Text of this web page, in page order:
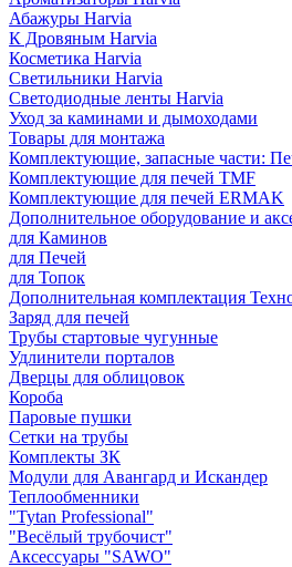
Абажуры Harvia
К Дровяным Harvia
Косметика Harvia
Светильники Harvia
Светодиодные ленты Harvia
Уход за каминами и дымоходами
Товары для монтажа
Комплектующие, запасные части:
Комплектующие для печей TMF
Комплектующие для печей ERMAK
Дополнительное оборудование и
для Каминов
для Печей
для Топок
Дополнительная комплектация
Заряд для печей
Трубы стартовые чугунные
Удлинители порталов
Дверцы для облицовок
Короба
Паровые пушки
Сетки на трубы
Комплекты ЗК
Модули для Авангард и Искандер
Теплообменники
"Tytan Professional"
"Весёлый трубочист"
Аксессуары "SAWO"